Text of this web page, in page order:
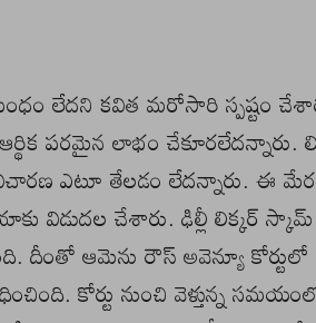
లేదని కవిత మరోసారి స్పష్టం చేశారు.
పరమైన లాభం చేకూరలేదన్నారు.
ఎటూ తేలడం లేదన్నారు. ఈ
విడుదల చేశారు. ఢిల్లీ లిక్కర్
దీంతో ఆమెను రౌస్ అవెన్యూ కోర్టులో
కోర్టు నుంచి వెళ్తున్న